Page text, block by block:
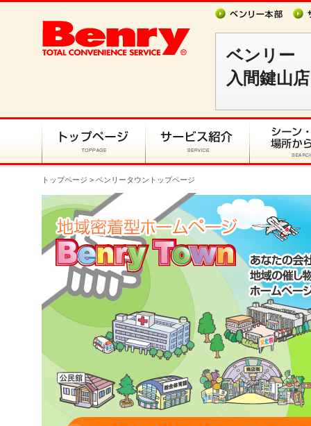
ベンリー
入間鍵山店
トップページ > ベンリータウントップページ